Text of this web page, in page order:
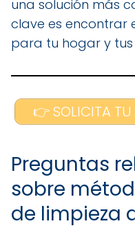
una solución más
clave es encontrar
para tu hogar y tus
👉 SOLICITA TU
Preguntas
sobre
de limpieza